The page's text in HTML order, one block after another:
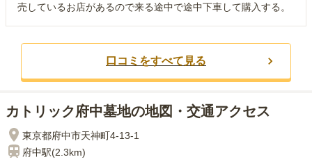
売しているお店があるので来る途中で途中下車して購入する。
口コミをすべて見る
カトリック府中墓地の地図・交通アクセス
東京都府中市天神町4-13-1
府中駅(2.3km)